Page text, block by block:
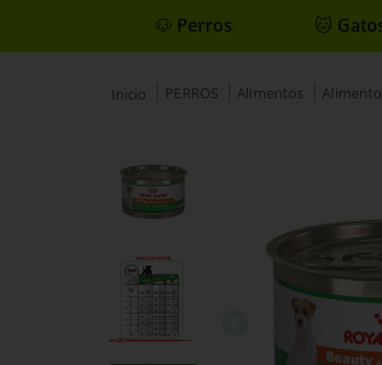
🐶 Perros 🐱
PERROS Alimentos